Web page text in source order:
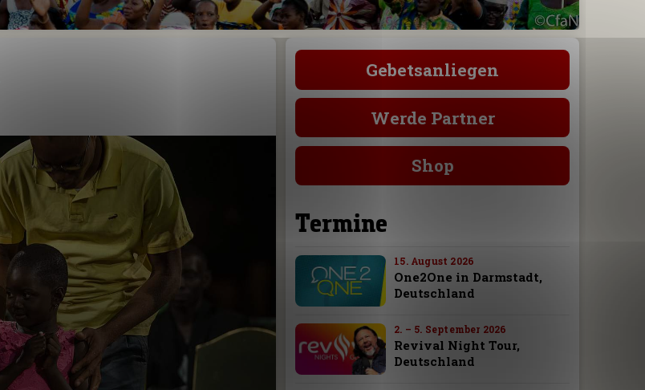
Gebetsanliegen
Werde Partner
Shop
Termine
15. August 2026
One2One in Darmstadt,
Deutschland
2. – 5. September 2026
Revival Night Tour,
Deutschland